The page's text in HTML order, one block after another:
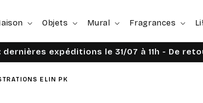
Objets Mural Fragrances
expéditions le 31/07 à 11h - De
ELIN PK